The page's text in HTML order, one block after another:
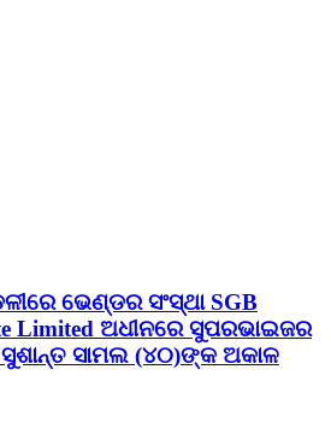
ଭେଣ୍ଡର ସଂସ୍ଥା SGB
Limited ଅଧୀନରେ ସୁପରଭାଇଜର
ସୁଶାନ୍ତ ସାମଲ (୪୦)ଙ୍କ ଅକାଳ